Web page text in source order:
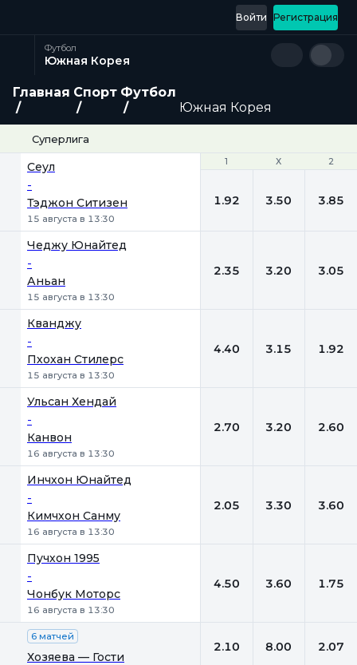
Регистрация
Войти
Футбол
Южная Корея
Главная Спорт Футбол
Южная Корея
Суперлига
1 Х 2
Сеул
-
Тэджон Ситизен
15 августа в 13:30
1 Х 2
1.92 3.50 3.85
Чеджу Юнайтед
-
Аньан
15 августа в 13:30
2.35 3.20 3.05
Кванджу
-
Пхохан Стилерс
15 августа в 13:30
4.40 3.15 1.92
Ульсан Хендай
-
Канвон
16 августа в 13:30
2.70 3.20 2.60
Инчхон Юнайтед
-
Кимчхон Санму
16 августа в 13:30
2.05 3.30 3.60
Пучхон 1995
-
Чонбук Моторс
16 августа в 13:30
4.50 3.60 1.75
6 матчей
Хозяева — Гости
2.10 8.00 2.07